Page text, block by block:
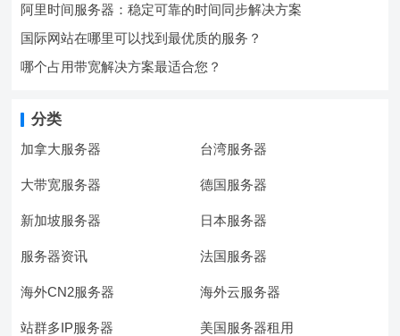
阿里时间服务器：稳定可靠的时间同步解决方案
国际网站在哪里可以找到最优质的服务？
哪个占用带宽解决方案最适合您？
分类
加拿大服务器 台湾服务器
大带宽服务器 德国服务器
新加坡服务器 日本服务器
服务器资讯 法国服务器
海外CN2服务器 海外云服务器
站群多IP服务器 美国服务器租用